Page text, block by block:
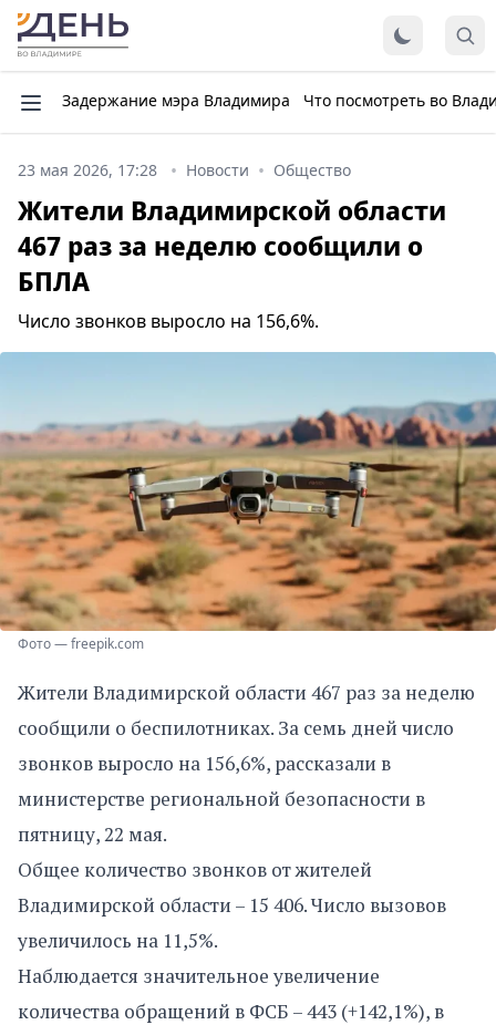
Задержание мэра Владимира Что посмотреть во
23 мая 2026, 17:28 Новости Общество
Жители Владимирской области
467 раз за неделю сообщили о
БПЛА
Число звонков выросло на 156,6%.
Фото — freepik.com
Жители Владимирской области 467 раз за неделю
сообщили о беспилотниках. За семь дней число
звонков выросло на 156,6%, рассказали в
министерстве региональной безопасности в
пятницу, 22 мая.
Общее количество звонков от жителей
Владимирской области – 15 406. Число вызовов
увеличилось на 11,5%.
Наблюдается значительное увеличение
количества обращений в ФСБ – 443 (+142,1%), в